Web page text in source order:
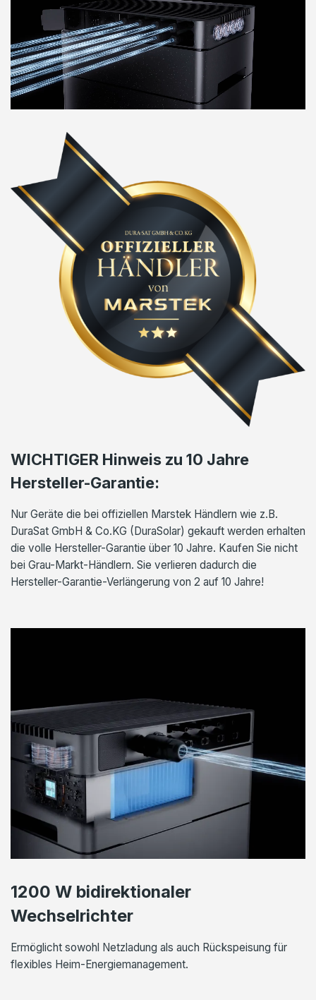
WICHTIGER Hinweis zu 10 Jahre
Hersteller-Garantie:
Nur Geräte die bei offiziellen Marstek Händlern wie z.B.
DuraSat GmbH & Co.KG (DuraSolar) gekauft werden erhalten
die volle Hersteller-Garantie über 10 Jahre. Kaufen Sie nicht
bei Grau-Markt-Händlern. Sie verlieren dadurch die
Hersteller-Garantie-Verlängerung von 2 auf 10 Jahre!
1200 W bidirektionaler
Wechselrichter
Ermöglicht sowohl Netzladung als auch Rückspeisung für
flexibles Heim-Energiemanagement.